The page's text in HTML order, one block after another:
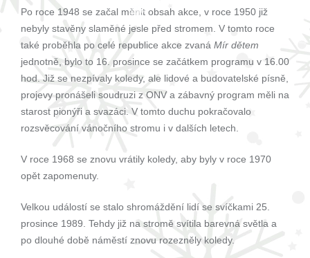
Po roce 1948 se začal měnit obsah akce, v roce 1950 již
nebyly stavěny slaměné jesle před stromem. V tomto roce
také proběhla po celé republice akce zvaná Mír dětem
jednotně, bylo to 16. prosince se začátkem programu v 16.00
hod. Již se nezpívaly koledy, ale lidové a budovatelské písně,
projevy pronášeli soudruzi z ONV a zábavný program měli na
starost pionýři a svazáci. V tomto duchu pokračovalo
rozsvěcování vánočního stromu i v dalších letech.
V roce 1968 se znovu vrátily koledy, aby byly v roce 1970
opět zapomenuty.
Velkou událostí se stalo shromáždění lidí se svíčkami 25.
prosince 1989. Tehdy již na stromě svítila barevná světla a
po dlouhé době náměstí znovu rozezněly koledy.